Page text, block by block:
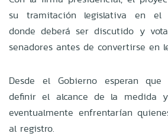
su tramitación legislativa en el
donde deberá ser discutido y
senadores antes de convertirse en
Desde el Gobierno esperan
definir el alcance de la medida
eventualmente enfrentarían
al registro.